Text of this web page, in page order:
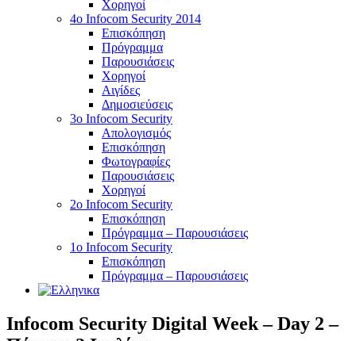
Χορηγοί
4ο Infocom Security 2014
Επισκόπηση
Πρόγραμμα
Παρουσιάσεις
Χορηγοί
Αιγίδες
Δημοσιεύσεις
3o Infocom Security
Απολογισμός
Επισκόπηση
Φωτογραφίες
Παρουσιάσεις
Χορηγοί
2o Infocom Security
Επισκόπηση
Πρόγραμμα – Παρουσιάσεις
1ο Infocom Security
Επισκόπηση
Πρόγραμμα – Παρουσιάσεις
Infocom Security Digital Week – Day 2 –